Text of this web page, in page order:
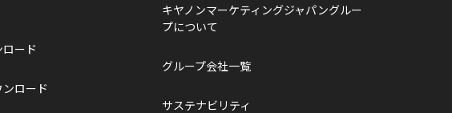
ード
ロード
キヤノンマーケティングジャパングルー
プについて
グループ会社一覧
サステナビリティ